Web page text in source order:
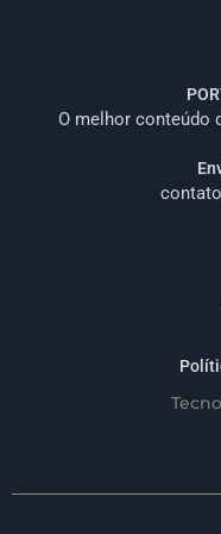
O melhor conteúdo